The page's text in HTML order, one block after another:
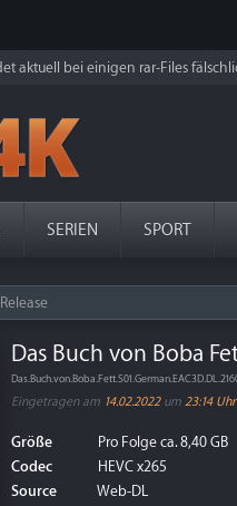
aktuell bei einigen rar-Files
SERIEN SPORT
Das Buch von Boba
Eingetragen am 14.02.2022um 23:14 Uhr
Größe
Pro Folge ca. 8,40 GB
Codec
HEVC x265
Source
Web-DL